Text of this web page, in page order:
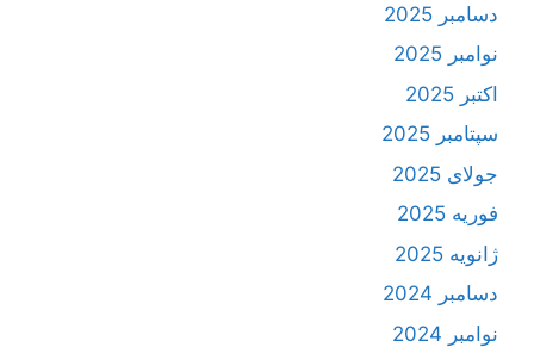
دسامبر 2025
نوامبر 2025
اکتبر 2025
سپتامبر 2025
جولای 2025
فوریه 2025
ژانویه 2025
دسامبر 2024
نوامبر 2024